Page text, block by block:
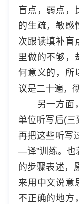
盲点，弱点，
的生疏，敏感
次跟读填补盲
里做的不够，
何意义的，所
议是二十遍，
另一方面，
单位听写后(
再把这些听写
—译”训练。也
的步骤表述，
来用中文说意
不正确的地方